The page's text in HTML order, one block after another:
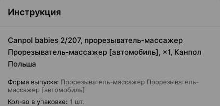
Инструкция
Canpol babies 2/207, прорезыватель-массажер
Прорезыватель-массажер [автомобиль], ×1, Канпол
Польша
Форма выпуска: Прорезыватель-массажер Прорезыватель-
массажер [автомобиль]
Кол-во в упаковке: 1 шт.